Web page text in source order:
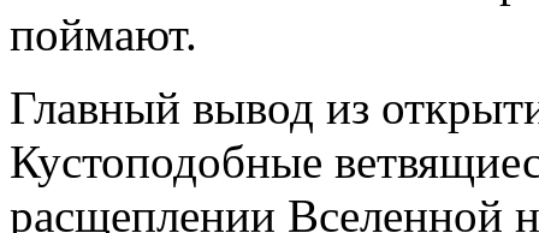
поймают.
Главный вывод из
Кустоподобные
расщеплении Вселенной